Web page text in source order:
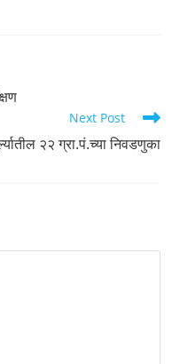
Next Post
२२ ग्रा.पं.च्या निवडणुका